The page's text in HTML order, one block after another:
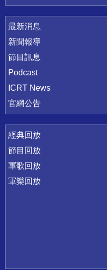
最新消息
新聞報導
節目訊息
Podcast
ICRT News
官網公告
經典回放
節目回放
軍歌回放
軍樂回放